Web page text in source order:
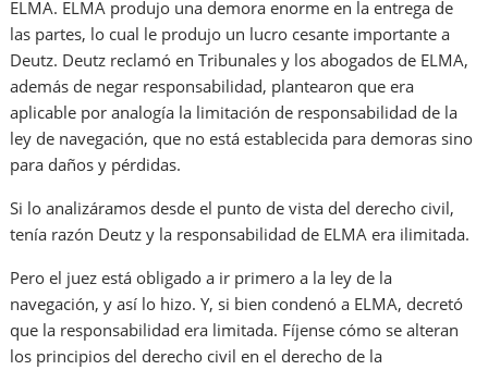
ELMA. ELMA produjo una demora enorme en la entrega de
las partes, lo cual le produjo un lucro cesante importante a
Deutz. Deutz reclamó en Tribunales y los abogados de ELMA,
además de negar responsabilidad, plantearon que era
aplicable por analogía la limitación de responsabilidad de la
ley de navegación, que no está establecida para demoras sino
para daños y pérdidas.
Si lo analizáramos desde el punto de vista del derecho civil,
tenía razón Deutz y la responsabilidad de ELMA era ilimitada.
Pero el juez está obligado a ir primero a la ley de la
navegación, y así lo hizo. Y, si bien condenó a ELMA, decretó
que la responsabilidad era limitada. Fíjense cómo se alteran
los principios del derecho civil en el derecho de la